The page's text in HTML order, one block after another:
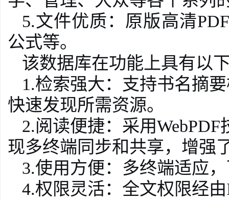
5.文件优质：原版高清
公式等。
该数据库在功能上具有以
1.检索强大：支持书名摘
快速发现所需资源。
2.阅读便捷：采用
现多终端同步和共享，增强
3.使用方便：多终端适应
4.权限灵活：全文权限经